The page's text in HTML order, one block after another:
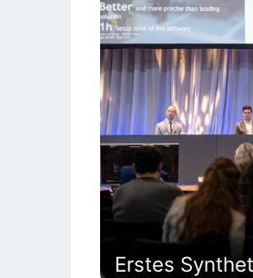
Erstes